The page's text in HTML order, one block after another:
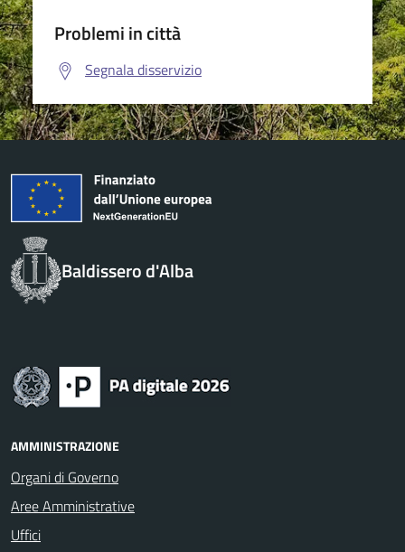
Problemi in città
Segnala disservizio
Baldissero d'Alba
AMMINISTRAZIONE
Organi di Governo
Aree Amministrative
Uffici